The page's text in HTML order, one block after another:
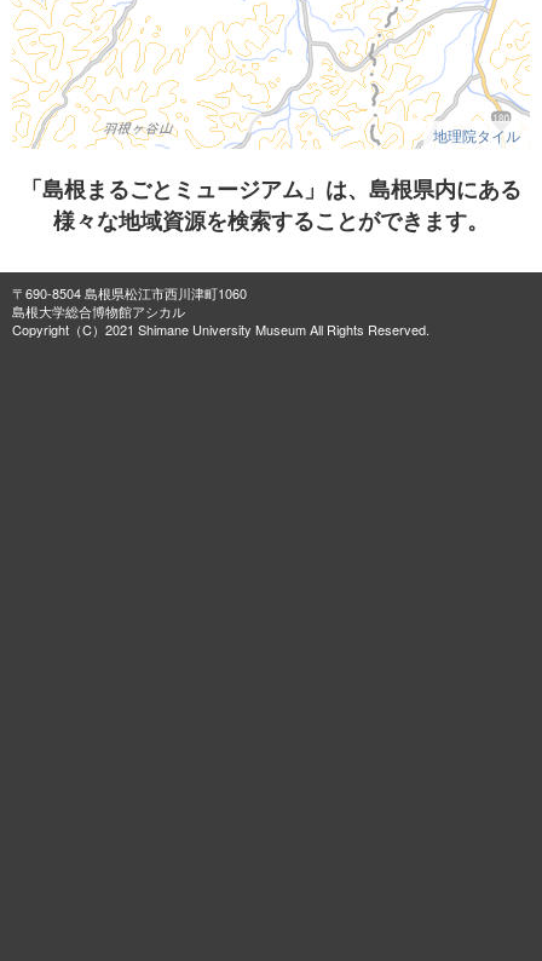
地理院タイル
「島根まるごとミュージアム」は、島根県内にある
様々な地域資源を検索することができます。
〒690-8504 島根県松江市西川津町1060
島根大学総合博物館アシカル
Copyright（C）2021 Shimane University Museum All Rights Reserved.